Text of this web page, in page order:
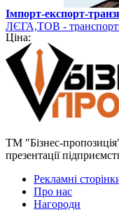
Імпорт-експорт-
ЛЄГА,ТОВ -
Ціна:
ТМ "Бізнес-
презентації
Рекламні
Про нас
Нагороди